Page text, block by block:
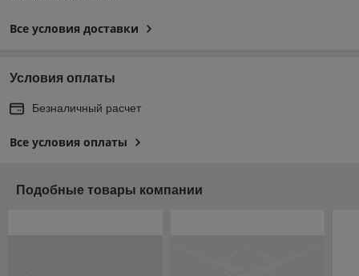
Все условия доставки
Условия оплаты
Безналичный расчет
Все условия оплаты
Подобные товары компании